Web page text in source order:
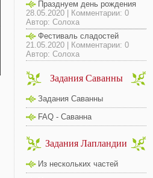
Празднуем день рождения
28.05.2020 | Комментарии: 0
Автор: Солоха
Фестиваль сладостей
21.05.2020 | Комментарии: 0
Автор: Солоха
Задания Саванны
Задания Саванны
FAQ - Саванна
Задания Лапландии
Из нескольких частей